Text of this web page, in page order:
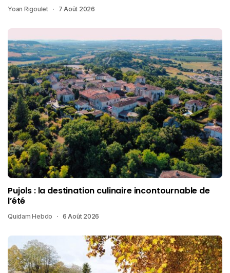
Yoan Rigoulet 7 Août 2026
Pujols : la destination culinaire incontournable de
l’été
Quidam Hebdo 6 Août 2026